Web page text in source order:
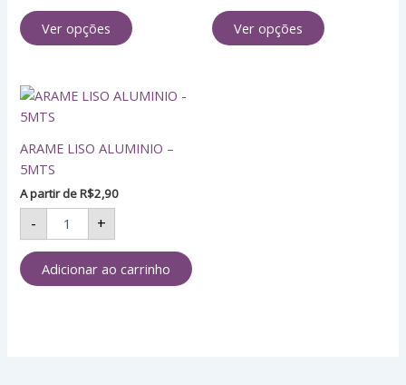
Ver opções
opções
escolhidas
página
Ver opções
opções
ARAME LISO ALUMINIO –
5MTS
A partir deR$2,90
-
ARAME
LISO
-
5MTS
quantidade
+
Adicionar ao carrinho